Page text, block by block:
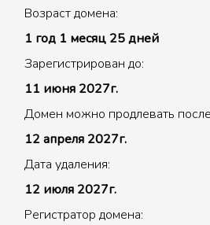
Возраст домена:
1 год 1 месяц 25 дней
Зарегистрирован до:
11 июня 2027г.
Домен можно продлевать
12 апреля 2027г.
Дата удаления:
12 июля 2027г.
Регистратор домена: